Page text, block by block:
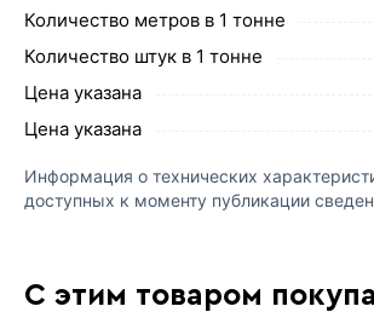
Количество метров в 1 тонне
Количество штук в 1 тонне
Цена указана
Цена указана
Информация о технических
доступных к моменту публикации
С этим товаром